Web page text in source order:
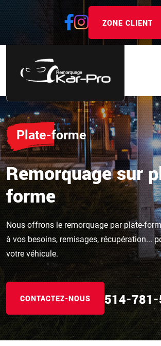
ZONE CLIENT
Plate-forme
Remorquage sur
forme
Nous offrons le remorquage par plate-
à vos besoins, remisages, récupération...
votre véhicule.
CONTACTEZ-NOUS 514-
514-
514-